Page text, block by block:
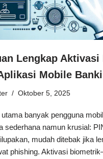
Lengkap
Mobile
Oktober 5, 2025
banyak pengguna
sederhana namun krusial:
mudah ditebak jika
phishing. Aktivasi